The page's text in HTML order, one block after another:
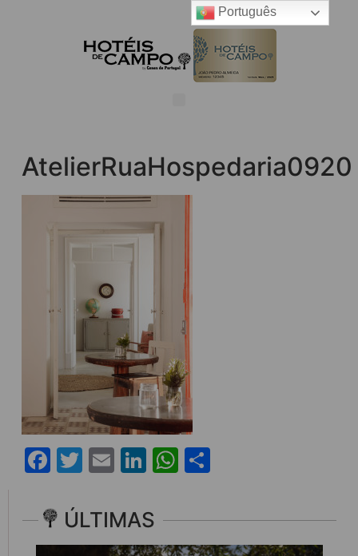
AtelierRuaHospedaria0920
Facebook
Twitter
EmailLinkedIn
WhatsApp
ÚLTIMAS
Português